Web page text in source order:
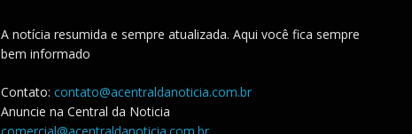
A notícia resumida e sempre atualizada. Aqui você fica sempre
bem informado
Contato: contato@acentraldanoticia.com.br
Anuncie na Central da Noticia